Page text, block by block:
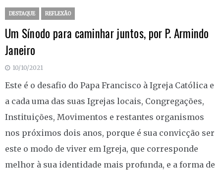
DESTAQUE REFLEXÃO
Um Sínodo para caminhar juntos, por P. Armindo
Janeiro
10/10/2021
Este é o desafio do Papa Francisco à Igreja Católica e
a cada uma das suas Igrejas locais, Congregações,
Instituições, Movimentos e restantes organismos
nos próximos dois anos, porque é sua convicção ser
este o modo de viver em Igreja, que corresponde
melhor à sua identidade mais profunda, e a forma de